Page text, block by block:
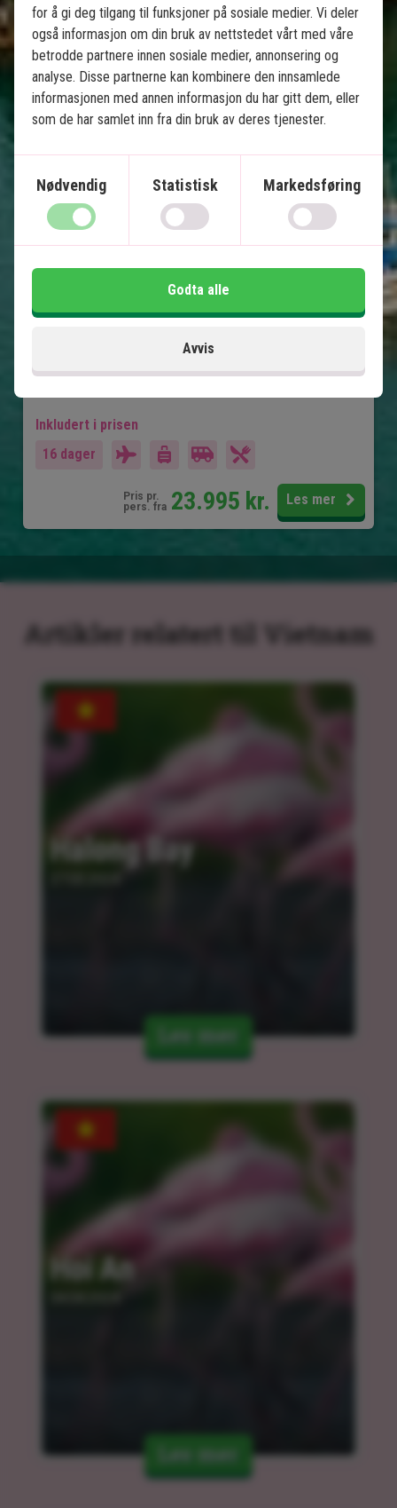
Vietnam fra Nord til Sør med
badeferie på Phu Quoc
3 netter badferie på Phu Quoc
Innenlandsfly – Ingen primitive nattog
Hanoi
Halong Bay og Bai Tu Long Bay
Ho Chi Minh City
Inkludert i prisen
16 dager
Pris pr.
pers. fra 23.995 kr. Les mer
Artikler relatert til Vietnam
Halong Bay
Les mer
Hoi An
Les mer
for å gi deg tilgang til funksjoner på sosiale medier. Vi deler
også informasjon om din bruk av nettstedet vårt med våre
betrodde partnere innen sosiale medier, annonsering og
analyse. Disse partnerne kan kombinere den innsamlede
informasjonen med annen informasjon du har gitt dem, eller
som de har samlet inn fra din bruk av deres tjenester.
Nødvendig Statistisk Markedsføring
Avvis
Godta alle